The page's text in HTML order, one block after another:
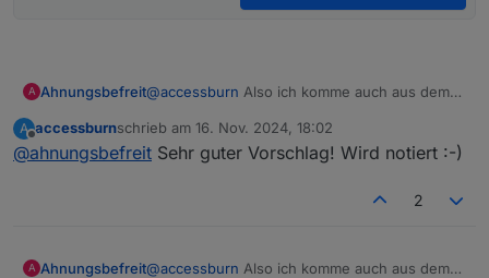
A Ahnungsbefreit@accessburn Also ich komme auch aus dem
Homburg (z.B. Kronenhof) wäre eine
Möglichkeit...
A
Offline
accessburnschrieb am 16. Nov. 2024, 18:02
zuletzt editiert von
@ahnungsbefreit Sehr guter Vorschlag! Wird notiert :-)
2
A Ahnungsbefreit@accessburn Also ich komme auch aus dem